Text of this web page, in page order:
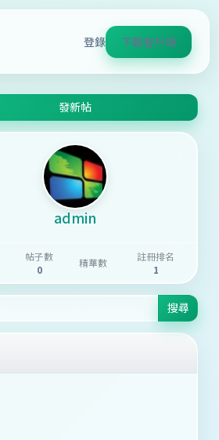
登錄 下載客戶端
發新帖
admin
帖子數
0
精華數
註冊排名
1
搜尋